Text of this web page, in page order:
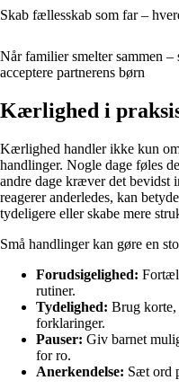
Skab fællesskab som far –
Når familier smelter sammen
acceptere partnerens børn
Kærlighed i
Kærlighed handler ikke kun
handlinger. Nogle dage føles
andre dage kræver det bevidst
reagerer anderledes, kan
tydeligere eller skabe mere
Små handlinger kan gøre en
Forudsigelighed:
rutiner.
Tydelighed: Brug korte,
forklaringer.
Pauser: Giv barnet
for ro.
Anerkendelse: Sæt ord